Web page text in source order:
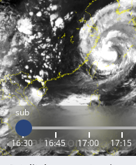
sub
16:30 16:45 17:00 17:15